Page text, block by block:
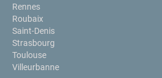
Rennes
Roubaix
Saint-Denis
Strasbourg
Toulouse
Villeurbanne